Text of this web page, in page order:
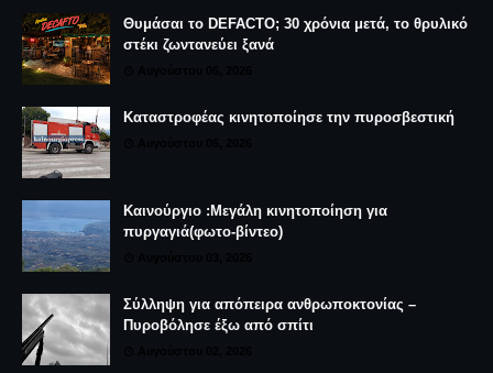
Θυμάσαι το DEFACTO; 30 χρόνια μετά, το θρυλικό
στέκι ζωντανεύει ξανά
Καταστροφέας κινητοποίησε την πυροσβεστική
Καινούργιο :Μεγάλη κινητοποίηση για
πυργαγιά(φωτο-βίντεο)
Σύλληψη για απόπειρα ανθρωποκτονίας –
Πυροβόλησε έξω από σπίτι